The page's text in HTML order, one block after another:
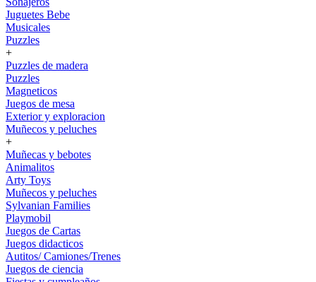
Juguetes Bebe
Musicales
Puzzles
+
Puzzles de madera
Puzzles
Magneticos
Juegos de mesa
Exterior y exploracion
Muñecos y peluches
+
Muñecas y bebotes
Animalitos
Arty Toys
Muñecos y peluches
Sylvanian Families
Playmobil
Juegos de Cartas
Juegos didacticos
Autitos/ Camiones/Trenes
Juegos de ciencia